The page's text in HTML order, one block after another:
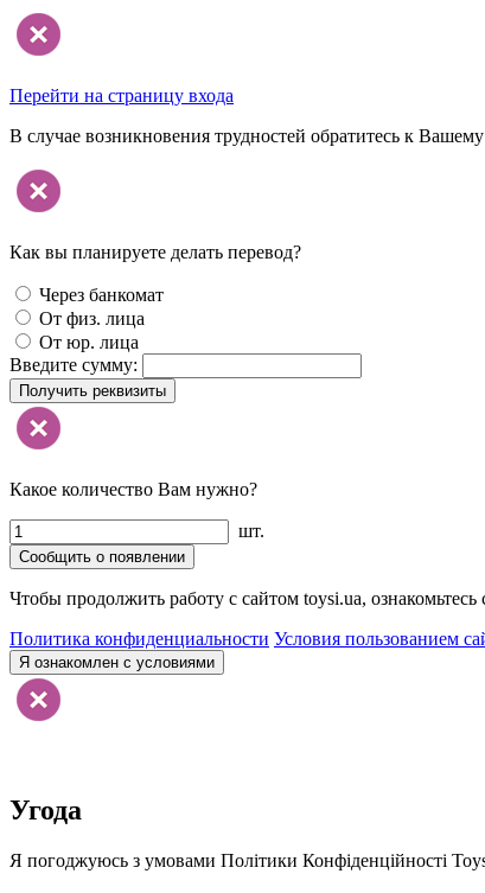
Перейти на страницу входа
В случае возникновения трудностей обратитесь к
Как вы планируете делать перевод?
Через банкомат
От физ. лица
От юр. лица
Введите сумму:
Получить реквизиты
Какое количество Вам нужно?
шт.
Сообщить о появлении
Чтобы продолжить работу с сайтом toysi.ua,
Политика конфиденциальности Условия пользованием
Я ознакомлен с условиями
Угода
Я погоджуюсь з умовами Політики Конфіденційності